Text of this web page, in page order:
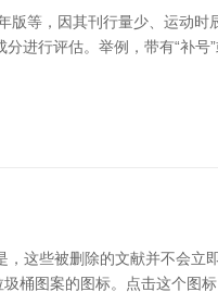
等，因其刊行量少、运动
进行评估。举例，带有“补号
这些被删除的文献并不会立
桶图案的图标。点击这个图